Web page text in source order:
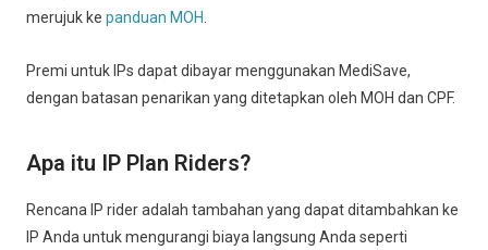
merujuk ke panduan MOH
Premi untuk IPs dapat dibayar menggunakan MediSave,
dengan batasan penarikan yang ditetapkan oleh MOH dan CPF.
Apa itu IP Plan Riders?
Rencana IP rider adalah tambahan yang dapat ditambahkan ke
IP Anda untuk mengurangi biaya langsung Anda seperti